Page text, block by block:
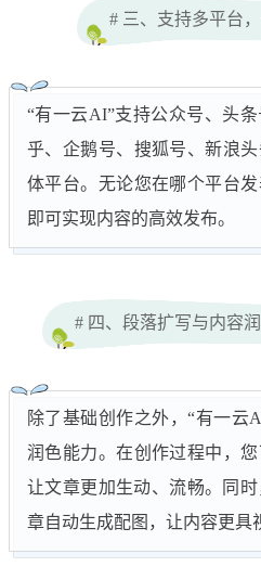
# 三、支持多平台
“有一云AI”支持公众号、头
乎、企鹅号、搜狐号、新浪
体平台。无论您在哪个平台发
即可实现内容的高效发布。
# 四、段落扩写与内容
除了基础创作之外，“有一云
润色能力。在创作过程中，您
让文章更加生动、流畅。同
章自动生成配图，让内容更具